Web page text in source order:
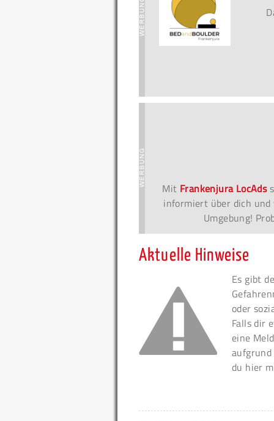
Mit Frankenjura LocAds
informiert über dich
Umgebung!
Aktuelle Hinweise
Es gibt
oder
Falls dir
eine
du hier